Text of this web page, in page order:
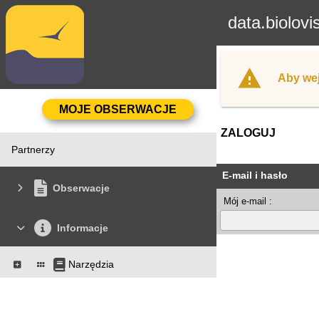
Partnerzy
Obserwacje
Informacje
Narzędzia
Aby
ZALOGUJ
E-mail i hasło
Mój e-mail :